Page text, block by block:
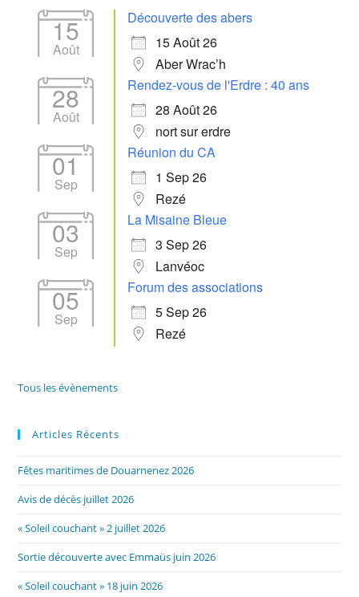
15
Août
Découverte des abers
15 Août 26
Aber Wrac’h
28
Août
Rendez-vous de l'Erdre : 40 ans
28 Août 26
nort sur erdre
01
Sep
Réunion du CA
1 Sep 26
Rezé
03
Sep
La Misaine Bleue
3 Sep 26
Lanvéoc
05
Sep
Forum des associations
5 Sep 26
Rezé
Tous les évènements
Articles Récents
Fêtes maritimes de Douarnenez 2026
Avis de décès juillet 2026
« Soleil couchant » 2 juillet 2026
Sortie découverte avec Emmaüs juin 2026
« Soleil couchant » 18 juin 2026